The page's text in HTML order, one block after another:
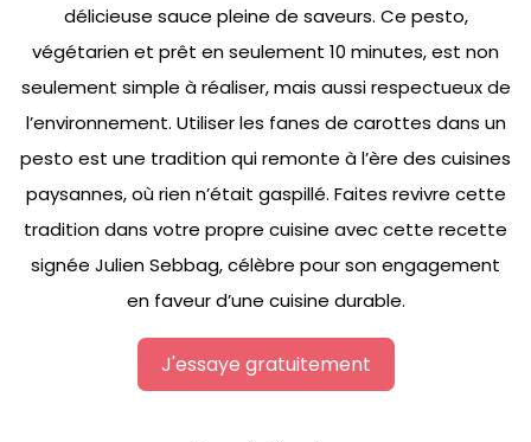
délicieuse sauce pleine de saveurs. Ce pesto,
végétarien et prêt en seulement 10 minutes, est non
seulement simple à réaliser, mais aussi respectueux de
l’environnement. Utiliser les fanes de carottes dans un
pesto est une tradition qui remonte à l’ère des cuisines
paysannes, où rien n’était gaspillé. Faites revivre cette
tradition dans votre propre cuisine avec cette recette
signée Julien Sebbag, célèbre pour son engagement
en faveur d’une cuisine durable.
J'essaye gratuitement